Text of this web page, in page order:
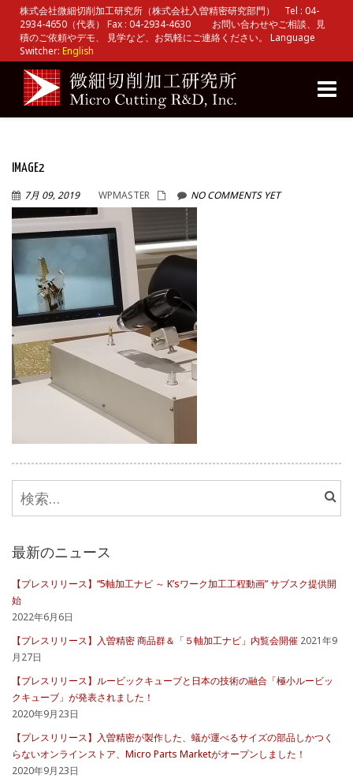
株式会社微細切削加工研究所（株式会社入曽精密研究部門） Tel : 04-
2934-4650（代表） Fax : 04-2934-4630 お問い合わせやご相談、見
積のご依頼やデモ、 見学など、お気軽にご連絡ください。 Language
Switcher: English
Toggle
IMAGE2
7月 09, 2019
WPMASTER NO COMMENTS YET
検
索:
最新のニュース
【プレスリリース】“5軸加工ナビ ～ K’sワーク加工工程動画” サブスク提供開
始
2022年6月6日
【プレスリリース】入曽精密 商品群＆「５軸加工ナビ」内覧会開催 2021年9
月27日
【プレスリリース】ルービックキューブと日本の技術の融合「極小ルービッ
クキューブ」が発表されました！
2020年9月23日
【プレスリリース】入曽精密が製作した、蟻が運べるサイズの部品しかつく
らないオンラインストア、Micro Parts Marketがオープンしました！
2020年9月23日